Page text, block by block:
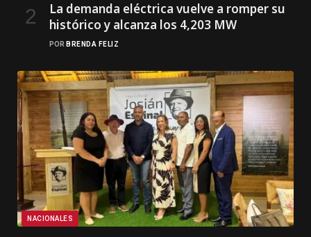
La demanda eléctrica vuelve a romper su
histórico y alcanza los 4,203 MW
POR BRENDA FELIZ
NACIONALES